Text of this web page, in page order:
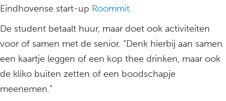
Eindhovense start-up Roommit.
De student betaalt huur, maar doet ook activiteiten
voor of samen met de senior. “Denk hierbij aan samen
een kaartje leggen of een kop thee drinken, maar ook
de kliko buiten zetten of een boodschapje
meenemen.”